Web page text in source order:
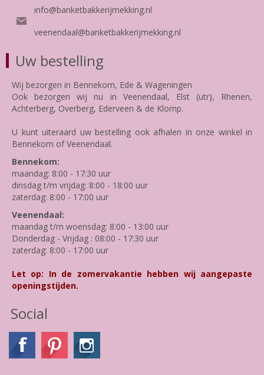
info@banketbakkerijmekking.nl
veenendaal@banketbakkerijmekking.nl
Uw bestelling
Wij bezorgen in Bennekom, Ede & Wageningen
Ook bezorgen wij nu in Veenendaal, Elst (utr), Rhenen,
Achterberg, Overberg, Ederveen & de Klomp.
U kunt uiteraard uw bestelling ook afhalen in onze winkel in
Bennekom of Veenendaal.
Bennekom:
maandag: 8:00 - 17:30 uur
dinsdag t/m vrijdag: 8:00 - 18:00 uur
zaterdag: 8:00 - 17:00 uur
Veenendaal:
maandag t/m woensdag: 8:00 - 13:00 uur
Donderdag - Vrijdag : 08:00 - 17:30 uur
zaterdag: 8:00 - 17:00 uur
Let op: In de zomervakantie hebben wij aangepaste
openingstijden.
Social